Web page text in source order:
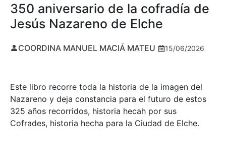
350 aniversario de la cofradía de
Jesús Nazareno de Elche
COORDINA MANUEL MACIÁ MATEU 15/06/2026
Este libro recorre toda la historia de la imagen del
Nazareno y deja constancia para el futuro de estos
325 años recorridos, historia hecah por sus
Cofrades, historia hecha para la Ciudad de Elche.